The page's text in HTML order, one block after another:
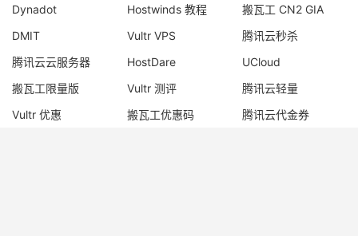
Dynadot
Hostwinds 教程
搬瓦工 CN2 GIA
DMIT
Vultr VPS
腾讯云秒杀
腾讯云云服务器
HostDare
UCloud
搬瓦工限量版
Vultr 测评
腾讯云轻量
Vultr 优惠
搬瓦工优惠码
腾讯云代金券